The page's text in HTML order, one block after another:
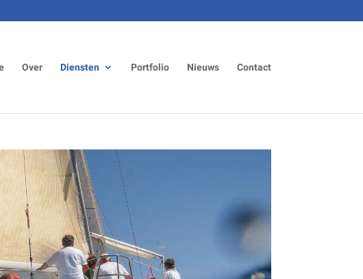
Over Diensten Portfolio Nieuws Contact